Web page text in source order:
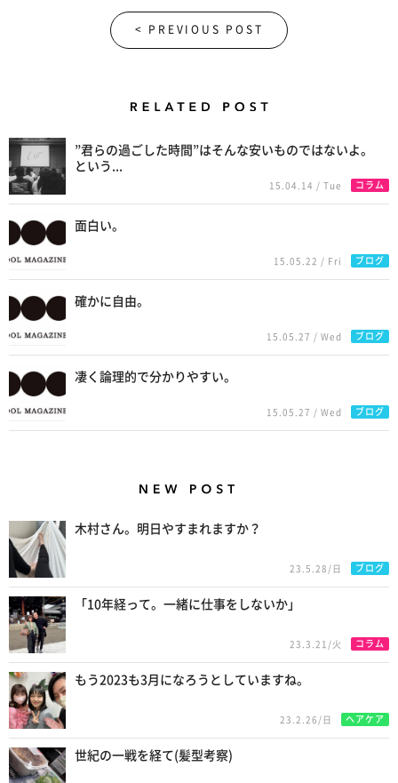
< PREVIOUS POST
”君らの過ごした時間”はそんな安いものではないよ。
という...
15.04.14 / Tue コラム
面白い。
15.05.22 / Fri ブログ
確かに自由。
15.05.27 / Wed ブログ
凄く論理的で分かりやすい。
15.05.27 / Wed ブログ
木村さん。明日やすまれますか？
23.5.28/日 ブログ
「10年経って。一緒に仕事をしないか」
23.3.21/火 コラム
もう2023も3月になろうとしていますね。
23.2.26/日 ヘアケア
世紀の一戦を経て(髪型考察)